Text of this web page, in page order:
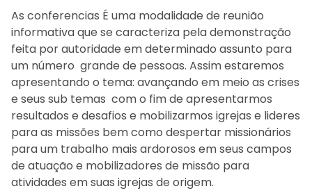
As conferencias É uma modalidade de reunião
informativa que se caracteriza pela demonstração
feita por autoridade em determinado assunto para
um número grande de pessoas. Assim estaremos
apresentando o tema: avançando em meio as crises
e seus sub temas com o fim de apresentarmos
resultados e desafios e mobilizarmos igrejas e lideres
para as missões bem como despertar missionários
para um trabalho mais ardorosos em seus campos
de atuação e mobilizadores de missão para
atividades em suas igrejas de origem.